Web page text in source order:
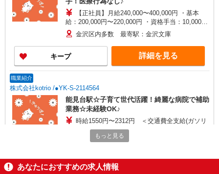
【正社員】月給240,000〜400,000円 ・基本
給：200,000円〜220,000円 ・資格手当：10,000〜
30,000円 ・役職手当：10,000〜70,000円 ・処遇改
善手当：20,000〜60,000円（勤続年数、保有資格
により変動） ・固定残業手当：20,000円（10時
間） ※固定残業時間を超過する場合には超過勤務
手当として別途支給 ・夜勤手当：10,000円/1回
歓迎 ・認知症介護基礎研修 ・初任者研修 ・実務
者研修 ・介護福祉士 など
金沢区内多数 最寄駅：金沢文庫
キープ 詳細を見る
職業紹介
株式会社kotrio /●YK-S-2114564
能見台駅☆子育て世代活躍！綺麗な病院で補助
業務☆未経験OK♪
時給1550円〜2312円 ＜交通費全支給(ガソリ
ン代含む)＞
横浜市金沢区
キープ
もっと見る
あなたにおすすめの求人情報